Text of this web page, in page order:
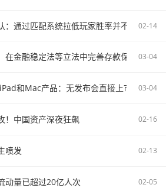
：通过匹配系统拉低玩家胜率并不存在02-14
在金融稳定法等立法中完善存款保险制度
03-04
和Mac产品：无发布会直接上市 03-04
！中国资产深夜狂飙 02-16
喷发 02-13
动量已超过20亿人次 02-05